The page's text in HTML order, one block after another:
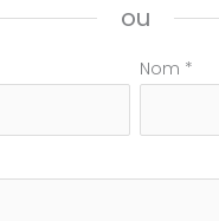
ou
Nom *